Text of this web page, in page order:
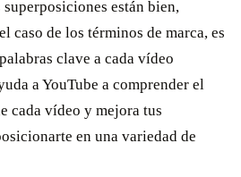
están bien,
caso de los términos de marca, es
clave a cada vídeo
a YouTube a comprender el
cada vídeo y mejora tus
en una variedad de